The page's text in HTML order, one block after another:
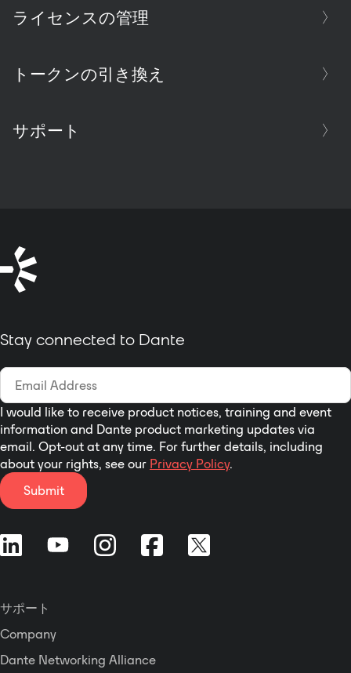
ライセンスの管理
トークンの引き換え
サポート
Stay connected to Dante
I would like to receive product notices, training and event
information and Dante product marketing updates via
email. Opt-out at any time. For further details, including
about your rights, see our Privacy Policy.
Submit
サポート
Company
Dante Networking Alliance